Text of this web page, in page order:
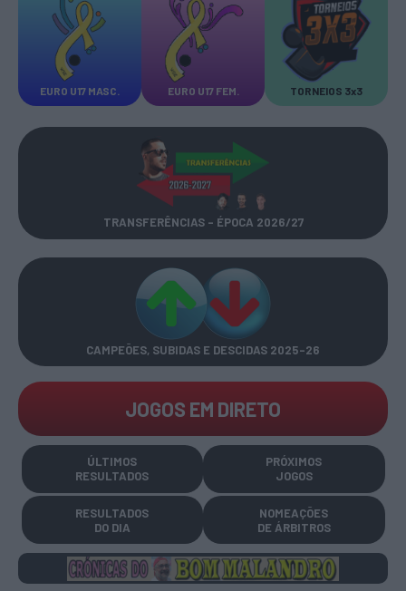
EURO U17 MASC. EURO U17 FEM. TORNEIOS 3x3
TRANSFERÊNCIAS - ÉPOCA 2026/27
CAMPEÕES, SUBIDAS E DESCIDAS 2025-26
JOGOS EM DIRETO
ÚLTIMOS
RESULTADOS
PRÓXIMOS
JOGOS
RESULTADOS
DO DIA
NOMEAÇÕES
DE ÁRBITROS